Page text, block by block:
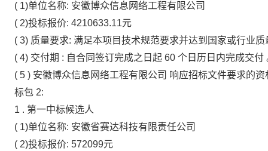
( 1)单位名称: 安徽博众信息网络工程有限公司
( 2)投标报价: 4210633.11元
( 3) 质量要求: 满足本项目技术规范要求并达到国家或行业
( 4) 交付期 : 自合同签订完成之日起 60 个日历日内完成交付
( 5 ) 安徽博众信息网络工程有限公司 响应招标文件要求的
标包 2:
1 . 第一中标候选人
( 1)单位名称: 安徽省赛达科技有限责任公司
( 2)投标报价: 572099元